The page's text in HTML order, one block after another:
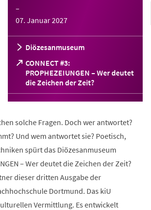
–
07. Januar 2027
Diözesanmuseum
CONNECT #3:
PROPHEZEIUNGEN – Wer deutet
die Zeichen der Zeit?
(Öffnet
in
einem
Tab)
solche Fragen. Doch wer antwortet?
Und wem antwortet sie? Poetisch,
spürt das Diözesanmuseum
– Wer deutet die Zeichen der Zeit?
dieser dritten Ausgabe der
Dortmund. Das kiU
Vermittlung. Es entwickelt